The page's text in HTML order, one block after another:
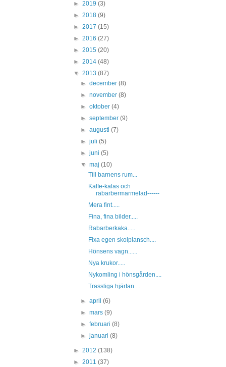
► 2019 (3)
► 2018 (9)
► 2017 (15)
► 2016 (27)
► 2015 (20)
► 2014 (48)
▼ 2013 (87)
►december(8)
►november(8)
►oktober(4)
►september(9)
►augusti(7)
►juli(5)
►juni(5)
▼maj(10)
Till barnens rum...
Kaffe-kalas och
rabarbermarmelad------
Mera fint.....
Fina, fina bilder.....
Rabarberkaka.....
Fixa egen skolplansch....
Hönsens vagn......
Nya krukor.....
Nykomling i hönsgården....
Trassliga hjärtan....
►april(6)
►mars(9)
►februari(8)
►januari(8)
► 2012 (138)
► 2011 (37)